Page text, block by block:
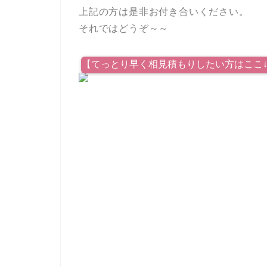
上記の方は是非お付き合いください。
それではどうぞ～～
【てっとり早く相見積もりしたい方はここ